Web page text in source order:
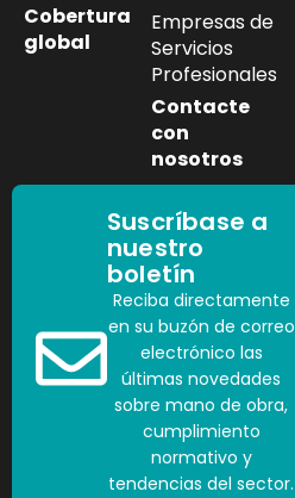
Cobertura
global
Empresas de
Servicios
Profesionales
Contacte
con
nosotros
Suscríbase a
nuestro
boletín
Reciba directamente
en su buzón de correo
electrónico las
últimas novedades
sobre mano de obra,
cumplimiento
normativo y
tendencias del sector.